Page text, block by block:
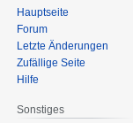
Hauptseite
Forum
Letzte Änderungen
Zufällige Seite
Hilfe
Sonstiges